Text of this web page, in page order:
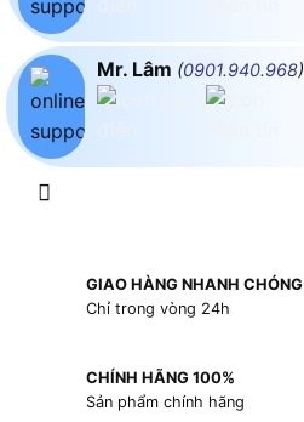
Mr. Lâm (0901.940.968)
GIAO HÀNG NHANH CHÓNG
Chỉ trong vòng 24h
CHÍNH HÃNG 100%
Sản phẩm chính hãng